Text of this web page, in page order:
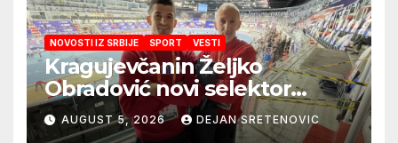
NOVOSTI IZ SRBIJE SPORT VESTI
Kragujevčanin Željko
Obradović novi selektor
Atletske reprezentacije Srbije
AUGUST 5, 2026 DEJAN SRETENOVIC